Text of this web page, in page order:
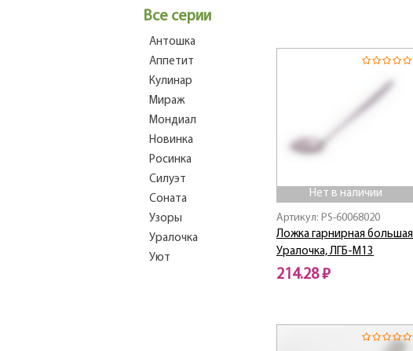
Все серии
Антошка
Аппетит
Кулинар
Мираж
Мондиал
Новинка
Росинка
Силуэт
Соната
Узоры
Уралочка
Уют
Нет в наличии
Артикул: PS-60068020
Ложка гарнирная большая
Уралочка, ЛГБ-М13
214.28 ₽